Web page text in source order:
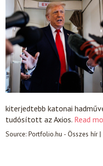
kiterjedtebb katonai
tudósított az Axios. Read
Source:Portfolio.hu - Összes hír|